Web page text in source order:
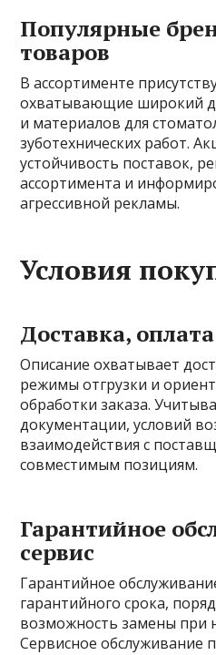
Популярные
товаров
В ассортименте
охватывающие широкий
и материалов для
зуботехнических работ.
устойчивость поставок,
ассортимента и
агрессивной рекламы.
Условия
Доставка,
Описание охватывает
режимы отгрузки и
обработки заказа.
документации, условий
взаимодействия с
совместимым позициям.
Гарантийное
сервис
Гарантийное
гарантийного срока,
возможность замены при
Сервисное обслуживание